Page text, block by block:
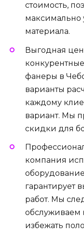
стоимость,
максимально
материала.
Выгодная
фанеры в
варианты
каждому
вариант. Мы
скидки для
компания
гарантирует
работ. Мы
обслуживаем
избежать